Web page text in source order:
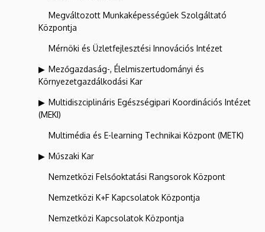
Megváltozott Munkaképességűek Szolgáltató
Központja
Mérnöki és Üzletfejlesztési Innovációs Intézet
Mezőgazdaság-, Élelmiszertudományi és
Környezetgazdálkodási Kar
Multidiszciplináris Egészségipari Koordinációs Intézet
(MEKI)
Multimédia és E-learning Technikai Központ (METK)
Műszaki Kar
Nemzetközi Felsőoktatási Rangsorok Központ
Nemzetközi K+F Kapcsolatok Központja
Nemzetközi Kapcsolatok Központja